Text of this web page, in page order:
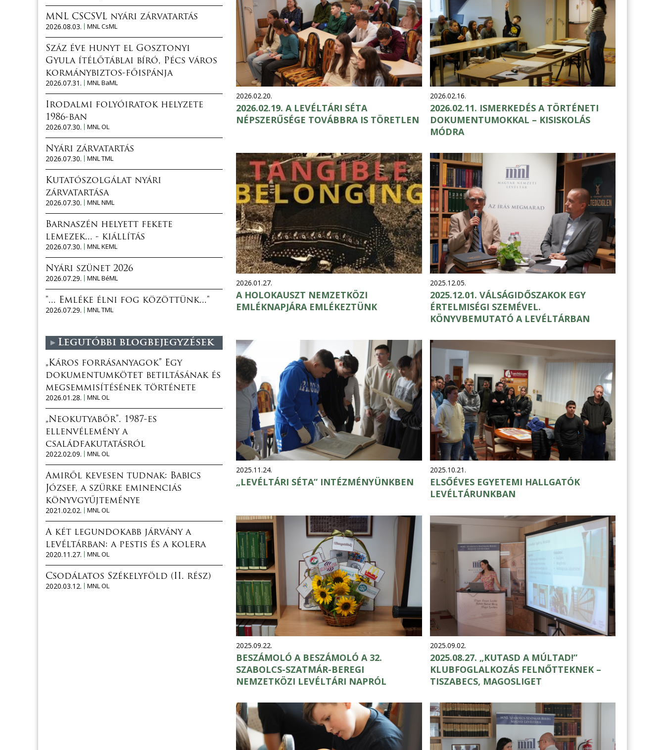
2026.02.20.
2026.02.19. A LEVÉLTÁRI SÉTA
NÉPSZERŰSÉGE TOVÁBBRA IS TÖRETLEN
2026.02.16.
2026.02.11. ISMERKEDÉS A TÖRTÉNETI
DOKUMENTUMOKKAL – KISISKOLÁS
MÓDRA
2026.01.27.
A HOLOKAUSZT NEMZETKÖZI
EMLÉKNAPJÁRA EMLÉKEZTÜNK
2025.12.05.
2025.12.01. VÁLSÁGIDŐSZAKOK EGY
ÉRTELMISÉGI SZEMÉVEL.
KÖNYVBEMUTATÓ A LEVÉLTÁRBAN
2025.11.24.
„LEVÉLTÁRI SÉTA” INTÉZMÉNYÜNKBEN
2025.10.21.
ELSŐÉVES EGYETEMI HALLGATÓK
LEVÉLTÁRUNKBAN
2025.09.22.
BESZÁMOLÓ A BESZÁMOLÓ A 32.
SZABOLCS-SZATMÁR-BEREGI
NEMZETKÖZI LEVÉLTÁRI NAPRÓL
2025.09.02.
2025.08.27. „KUTASD A MÚLTAD!”
KLUBFOGLALKOZÁS FELNŐTTEKNEK –
TISZABECS, MAGOSLIGET
MNL CSCSVL nyári zárvatartás
2026.08.03.
MNL CsML
Száz éve hunyt el Gosztonyi
Gyula ítélőtáblai bíró, Pécs város
kormánybiztos-főispánja
2026.07.31.
MNL BaML
Irodalmi folyóiratok helyzete
1986-ban
2026.07.30.
MNL OL
Nyári zárvatartás
2026.07.30.
MNL TML
Kutatószolgálat nyári
zárvatartása
2026.07.30.
MNL NML
Barnaszén helyett fekete
lemezek... - kiállítás
2026.07.30.
MNL KEML
Nyári szünet 2026
2026.07.29.
MNL BéML
"... Emléke élni fog közöttünk..."
2026.07.29.
MNL TML
Legutóbbi blogbejegyzések
„Káros forrásanyagok” Egy
dokumentumkötet betiltásának és
megsemmisítésének története
2026.01.28.
MNL OL
„Neokutyabőr”. 1987-es
ellenvélemény a
családfakutatásról
2022.02.09.
MNL OL
Amiről kevesen tudnak: Babics
József, a szürke eminenciás
könyvgyűjteménye
2021.02.02.
MNL OL
A két legundokabb járvány a
levéltárban: a pestis és a kolera
2020.11.27.
MNL OL
Csodálatos Székelyföld (II. rész)
2020.03.12.
MNL OL